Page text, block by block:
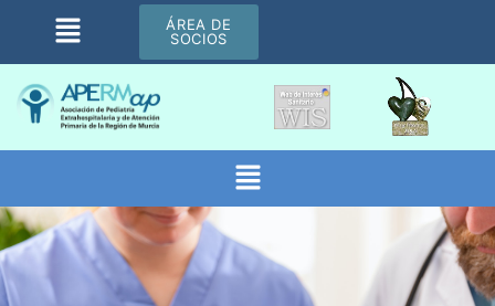
ÁREA DE
SOCIOS